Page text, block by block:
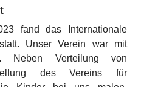
fand das Internationale
Unser Verein war mit
Neben Verteilung von
des Vereins für